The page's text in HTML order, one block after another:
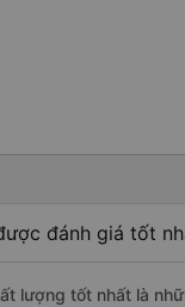
đánh giá tốt
lượng tốt nhất là